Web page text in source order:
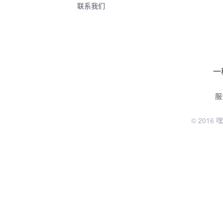
联系我们
一
© 2016